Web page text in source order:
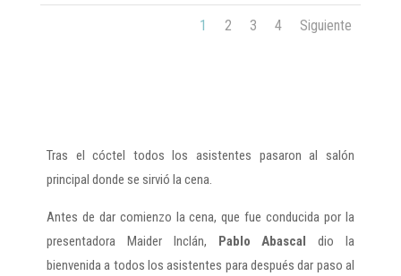
1 2 3 4 Siguiente
Tras el cóctel todos los asistentes pasaron al salón
principal donde se sirvió la cena.
Antes de dar comienzo la cena, que fue conducida por la
presentadora Maider Inclán, Pablo Abascal dio la
bienvenida a todos los asistentes para después dar paso al